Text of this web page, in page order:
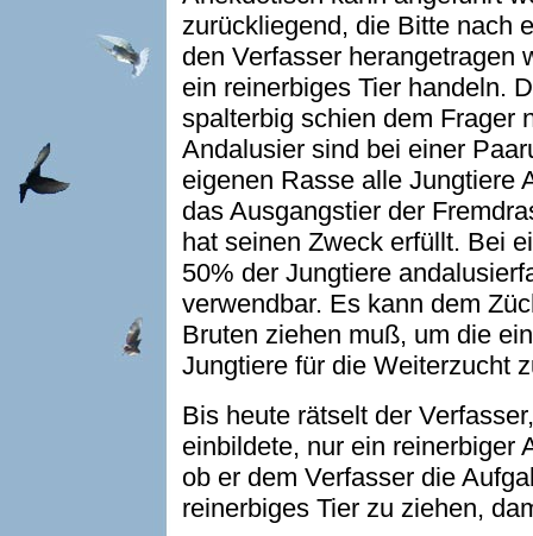
zurückliegend, die Bitte nach
den Verfasser herangetragen
ein reinerbiges Tier handeln.
spalterbig schien dem Frager
Andalusier sind bei einer
eigenen Rasse alle Jungtiere
das Ausgangstier der
hat seinen Zweck erfüllt. Bei
50% der Jungtiere
verwendbar. Es kann dem
Bruten ziehen muß, um die
Jungtiere für die Weiterzucht
Bis heute rätselt der
einbildete, nur ein reinerbiger
ob er dem Verfasser die
reinerbiges Tier zu ziehen,